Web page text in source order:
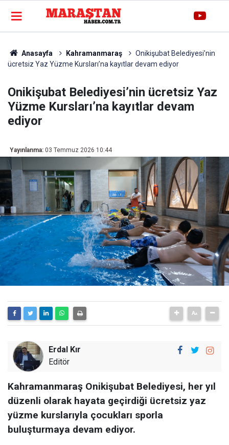
Anasayfa Kahramanmaraş
Onikişubat Belediyesi’nin
ücretsiz Yaz Yüzme Kursları’na kayıtlar devam ediyor
Onikişubat Belediyesi’nin ücretsiz Yaz
Yüzme Kursları’na kayıtlar devam
ediyor
Yayınlanma: 03 Temmuz 2026 10:44
Erdal Kır
Editör
Kahramanmaraş Onikişubat Belediyesi, her yıl
düzenli olarak hayata geçirdiği ücretsiz yaz
yüzme kurslarıyla çocukları sporla
buluşturmaya devam ediyor.